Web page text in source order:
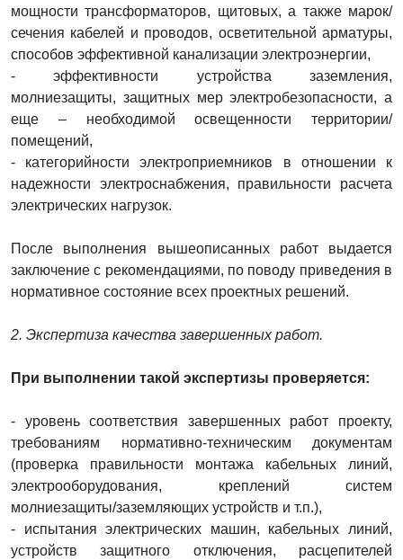
мощности трансформаторов, щитовых, а также марок/
сечения кабелей и проводов, осветительной арматуры,
способов эффективной канализации электроэнергии,
- эффективности устройства заземления,
молниезащиты, защитных мер электробезопасности, а
еще – необходимой освещенности территории/
помещений,
- категорийности электроприемников в отношении к
надежности электроснабжения, правильности расчета
электрических нагрузок.
После выполнения вышеописанных работ выдается
заключение с рекомендациями, по поводу приведения в
нормативное состояние всех проектных решений.
2. Экспертиза качества завершенных работ.
При выполнении такой экспертизы проверяется:
- уровень соответствия завершенных работ проекту,
требованиям нормативно-техническим документам
(проверка правильности монтажа кабельных линий,
электрооборудования, креплений систем
молниезащиты/заземляющих устройств и т.п.),
- испытания электрических машин, кабельных линий,
устройств защитного отключения, расцепителей